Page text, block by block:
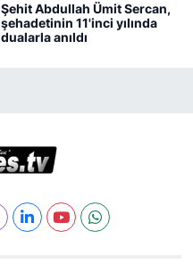
Şehit Abdullah Ümit Sercan,
şehadetinin 11'inci yılında
dualarla anıldı